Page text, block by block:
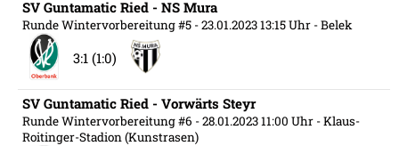
SV Guntamatic Ried - NS Mura
Runde Wintervorbereitung #5 - 23.01.2023 13:15 Uhr - Belek
3:1 (1:0)
SV Guntamatic Ried - Vorwärts Steyr
Runde Wintervorbereitung #6 - 28.01.2023 11:00 Uhr - Klaus-
Roitinger-Stadion (Kunstrasen)